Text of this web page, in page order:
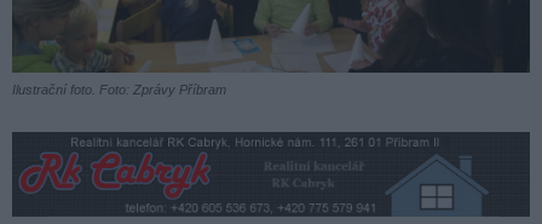
Ilustrační foto. Foto: Zprávy Příbram